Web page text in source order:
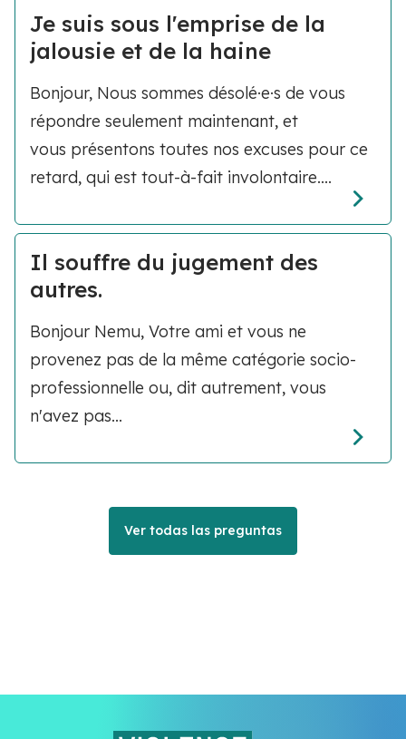
Je suis sous l'emprise de la
jalousie et de la haine
Bonjour, Nous sommes désolé·e·s de vous
répondre seulement maintenant, et
vous présentons toutes nos excuses pour ce
retard, qui est tout-à-fait involontaire....
Il souffre du jugement des
autres.
Bonjour Nemu, Votre ami et vous ne
provenez pas de la même catégorie socio-
professionnelle ou, dit autrement, vous
n'avez pas...
Ver todas las preguntas